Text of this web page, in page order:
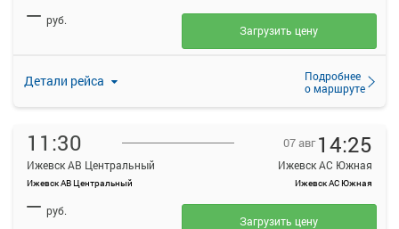
Детали рейса
Подробнее
о маршруте
— руб.
Загрузить цену
11:30
Ижевск АВ Центральный
Ижевск АВ Центральный
07 авг 14:25
Ижевск АС Южная
Ижевск АС Южная
— руб.
Загрузить цену